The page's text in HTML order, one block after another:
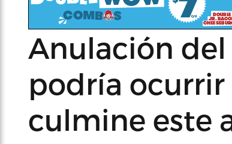
Anulación
podría ocurrir
culmine este